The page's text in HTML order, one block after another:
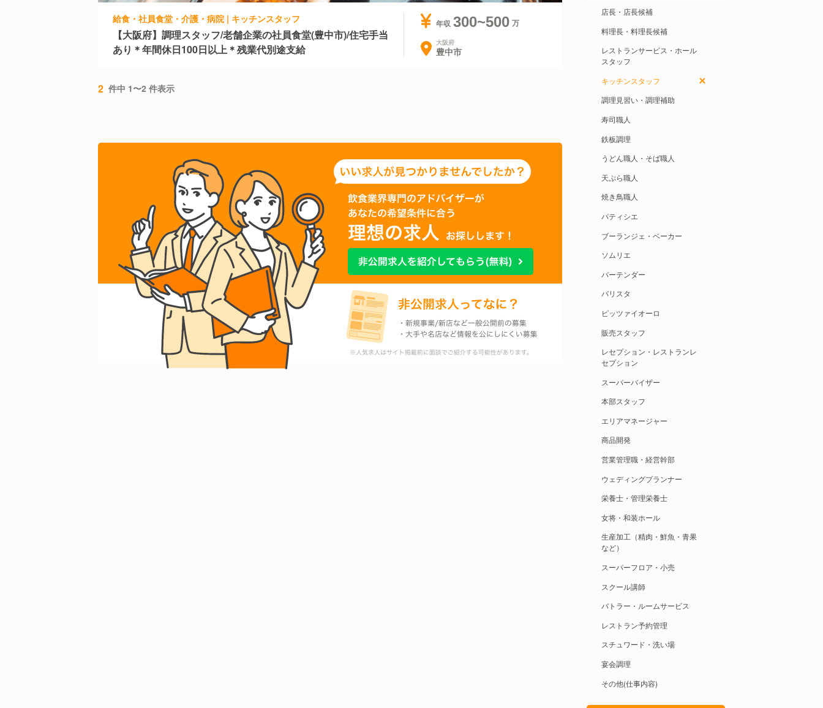
給食・社員食堂・介護・病院 | キッチンスタッフ
【大阪府】調理スタッフ/老舗企業の社員食堂(豊中市)/住宅手当
あり＊年間休日100日以上＊残業代別途支給
年収 300~500
大阪府
豊中市
2 件中 1〜2 件表示
店長・店長候補
料理長・料理長候補
レストランサービス・ホール
スタッフ
キッチンスタッフ
調理見習い・調理補助
寿司職人
鉄板調理
うどん職人・そば職人
天ぷら職人
焼き鳥職人
パティシエ
ブーランジェ・ベーカー
ソムリエ
バーテンダー
バリスタ
ピッツァイオーロ
販売スタッフ
レセプション・レストランレ
セプション
スーパーバイザー
本部スタッフ
エリアマネージャー
商品開発
営業管理職・経営幹部
ウェディングプランナー
栄養士・管理栄養士
女将・和装ホール
生産加工（精肉・鮮魚・青果
など）
スーパーフロア・小売
スクール講師
バトラー・ルームサービス
レストラン予約管理
スチュワード・洗い場
宴会調理
その他(仕事内容)